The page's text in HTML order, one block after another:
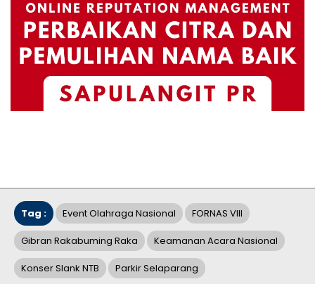
Tag : Event Olahraga Nasional FORNAS VIII
Gibran Rakabuming Raka Keamanan Acara Nasional
Konser Slank NTB Parkir Selaparang